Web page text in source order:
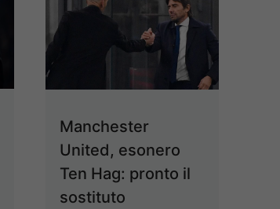
Manchester
United, esonero
Ten Hag: pronto il
sostituto